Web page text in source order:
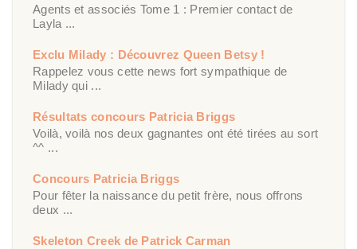
Agents et associés Tome 1 : Premier contact de
Layla ...
Exclu Milady : Découvrez Queen Betsy !
Rappelez vous cette news fort sympathique de
Milady qui ...
Résultats concours Patricia Briggs
Voilà, voilà nos deux gagnantes ont été tirées au sort
^^ ...
Concours Patricia Briggs
Pour fêter la naissance du petit frère, nous offrons
deux ...
Skeleton Creek de Patrick Carman